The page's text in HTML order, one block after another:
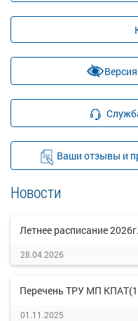
Ваши отзывы и
Новости
Летнее расписание 2026г.
28.04.2026
Перечень ТРУ МП
01.11.2025